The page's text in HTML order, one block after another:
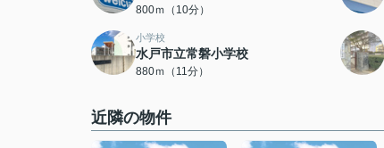
800ｍ（10分）
小学校
水戸市立常磐小学校
880ｍ（11分）
近隣の物件